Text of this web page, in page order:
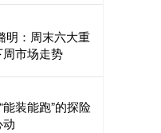
明：周末六大重
市场走势
装能跑”的探险